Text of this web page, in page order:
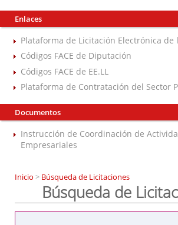
Enlaces
Plataforma de Licitación Electrónica de
Códigos FACE de Diputación
Códigos FACE de EE.LL
Plataforma de Contratación del Sector
Documentos
Instrucción de Coordinación de
Empresariales
Inicio > Búsqueda de Licitaciones
Búsqueda de